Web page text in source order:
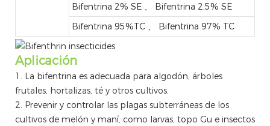
Bifentrina 2% SE 、 Bifentrina 2,5% SE
Bifentrina 95%TC 、 Bifentrina 97% TC
Aplicación
1. La bifentrina es adecuada para algodón, árboles
frutales, hortalizas, té y otros cultivos.
2. Prevenir y controlar las plagas subterráneas de los
cultivos de melón y maní, como larvas, topo Gu e insectos